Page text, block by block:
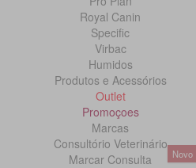
Royal Canin
Specific
Virbac
Humidos
Produtos e Acessórios
Outlet
Promoçoes
Marcas
Consultório Veterinário
Marcar Consulta
Novo